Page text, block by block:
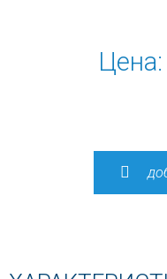
Цена: